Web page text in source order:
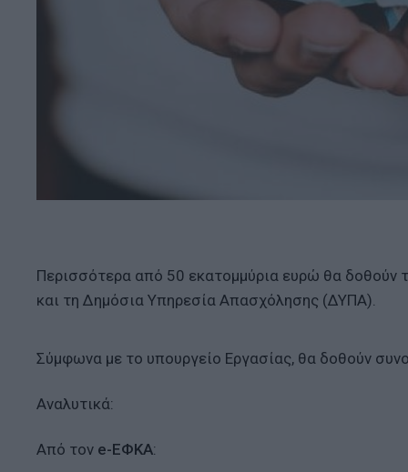
Περισσότερα από 50 εκατομμύρια ευρώ θα δοθούν
και τη Δημόσια Υπηρεσία Απασχόλησης (ΔΥΠΑ).
Σύμφωνα με το υπουργείο Εργασίας, θα δοθούν
Αναλυτικά:
Από τον e-ΕΦΚΑ: